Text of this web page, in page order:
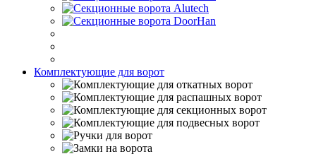
Комплектующие для ворот